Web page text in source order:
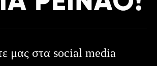
μας στα social media